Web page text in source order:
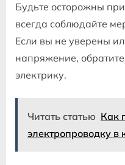
Будьте осторожны
всегда соблюдайте
Если вы не уверены
напряжение,
электрику.
Читать статью Как
электропроводку в